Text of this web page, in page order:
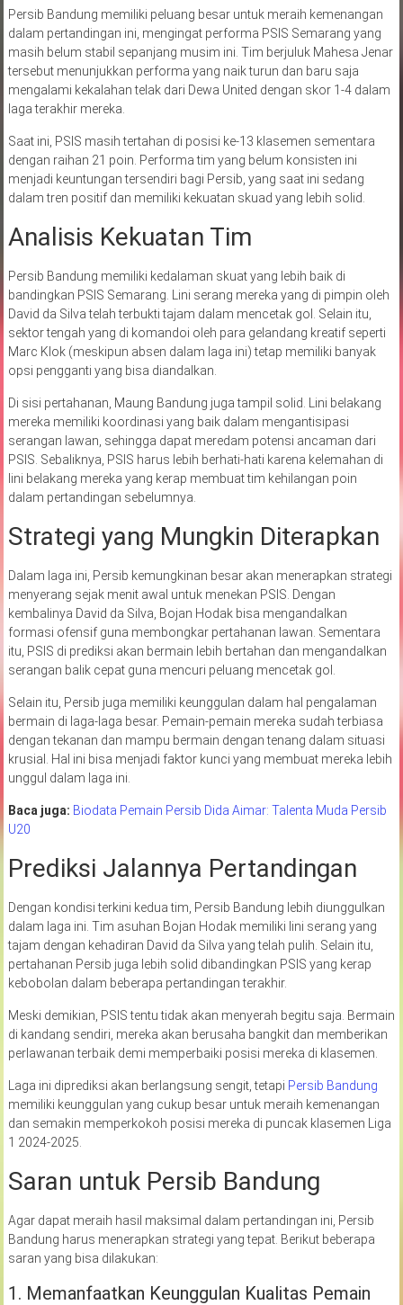
Persib Bandung memiliki peluang besar untuk meraih kemenangan
dalam pertandingan ini, mengingat performa PSIS Semarang yang
masih belum stabil sepanjang musim ini. Tim berjuluk Mahesa Jenar
tersebut menunjukkan performa yang naik turun dan baru saja
mengalami kekalahan telak dari Dewa United dengan skor 1-4 dalam
laga terakhir mereka.
Saat ini, PSIS masih tertahan di posisi ke-13 klasemen sementara
dengan raihan 21 poin. Performa tim yang belum konsisten ini
menjadi keuntungan tersendiri bagi Persib, yang saat ini sedang
dalam tren positif dan memiliki kekuatan skuad yang lebih solid.
Analisis Kekuatan Tim
Persib Bandung memiliki kedalaman skuat yang lebih baik di
bandingkan PSIS Semarang. Lini serang mereka yang di pimpin oleh
David da Silva telah terbukti tajam dalam mencetak gol. Selain itu,
sektor tengah yang di komandoi oleh para gelandang kreatif seperti
Marc Klok (meskipun absen dalam laga ini) tetap memiliki banyak
opsi pengganti yang bisa diandalkan.
Di sisi pertahanan, Maung Bandung juga tampil solid. Lini belakang
mereka memiliki koordinasi yang baik dalam mengantisipasi
serangan lawan, sehingga dapat meredam potensi ancaman dari
PSIS. Sebaliknya, PSIS harus lebih berhati-hati karena kelemahan di
lini belakang mereka yang kerap membuat tim kehilangan poin
dalam pertandingan sebelumnya.
Strategi yang Mungkin Diterapkan
Dalam laga ini, Persib kemungkinan besar akan menerapkan strategi
menyerang sejak menit awal untuk menekan PSIS. Dengan
kembalinya David da Silva, Bojan Hodak bisa mengandalkan
formasi ofensif guna membongkar pertahanan lawan. Sementara
itu, PSIS di prediksi akan bermain lebih bertahan dan mengandalkan
serangan balik cepat guna mencuri peluang mencetak gol.
Selain itu, Persib juga memiliki keunggulan dalam hal pengalaman
bermain di laga-laga besar. Pemain-pemain mereka sudah terbiasa
dengan tekanan dan mampu bermain dengan tenang dalam situasi
krusial. Hal ini bisa menjadi faktor kunci yang membuat mereka lebih
unggul dalam laga ini.
Baca juga: Biodata Pemain Persib Dida Aimar: Talenta Muda Persib
U20
Prediksi Jalannya Pertandingan
Dengan kondisi terkini kedua tim, Persib Bandung lebih diunggulkan
dalam laga ini. Tim asuhan Bojan Hodak memiliki lini serang yang
tajam dengan kehadiran David da Silva yang telah pulih. Selain itu,
pertahanan Persib juga lebih solid dibandingkan PSIS yang kerap
kebobolan dalam beberapa pertandingan terakhir.
Meski demikian, PSIS tentu tidak akan menyerah begitu saja. Bermain
di kandang sendiri, mereka akan berusaha bangkit dan memberikan
perlawanan terbaik demi memperbaiki posisi mereka di klasemen.
Laga ini diprediksi akan berlangsung sengit, tetapi Persib Bandung
memiliki keunggulan yang cukup besar untuk meraih kemenangan
dan semakin memperkokoh posisi mereka di puncak klasemen Liga
1 2024-2025.
Saran untuk Persib Bandung
Agar dapat meraih hasil maksimal dalam pertandingan ini, Persib
Bandung harus menerapkan strategi yang tepat. Berikut beberapa
saran yang bisa dilakukan:
1. Memanfaatkan Keunggulan Kualitas Pemain